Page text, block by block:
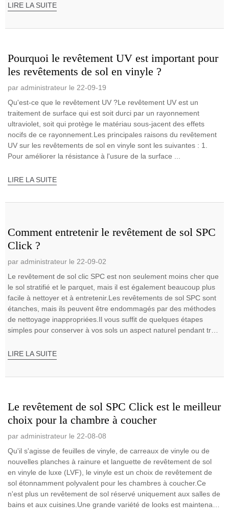
LIRE LA SUITE
Pourquoi le revêtement UV est important pour
les revêtements de sol en vinyle ?
par administrateur le 22-09-19
Qu'est-ce que le revêtement UV ?Le revêtement UV est un
traitement de surface qui est soit durci par un rayonnement
ultraviolet, soit qui protège le matériau sous-jacent des effets
nocifs de ce rayonnement.Les principales raisons du revêtement
UV sur les revêtements de sol en vinyle sont les suivantes : 1.
Pour améliorer la résistance à l'usure de la surface ...
LIRE LA SUITE
Comment entretenir le revêtement de sol SPC
Click ?
par administrateur le 22-09-02
Le revêtement de sol clic SPC est non seulement moins cher que
le sol stratifié et le parquet, mais il est également beaucoup plus
facile à nettoyer et à entretenir.Les revêtements de sol SPC sont
étanches, mais ils peuvent être endommagés par des méthodes
de nettoyage inappropriées.Il vous suffit de quelques étapes
simples pour conserver à vos sols un aspect naturel pendant très
LIRE LA SUITE
Le revêtement de sol SPC Click est le meilleur
choix pour la chambre à coucher
par administrateur le 22-08-08
Qu'il s'agisse de feuilles de vinyle, de carreaux de vinyle ou de
nouvelles planches à rainure et languette de revêtement de sol
en vinyle de luxe (LVF), le vinyle est un choix de revêtement de
sol étonnamment polyvalent pour les chambres à coucher.Ce
n'est plus un revêtement de sol réservé uniquement aux salles de
bains et aux cuisines.Une grande variété de looks est maintenant